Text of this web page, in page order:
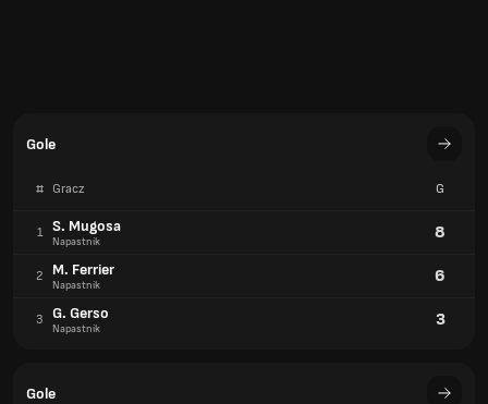
Gole
# Gracz G
1 S. Mugosa
Napastnik 8
2 M. Ferrier
Napastnik 6
3 G. Gerso
Napastnik 3
Gole